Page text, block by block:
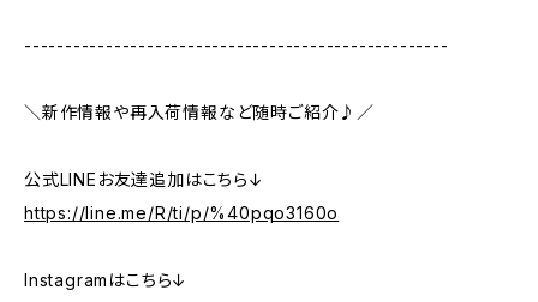
----------------------------------------------------
＼新作情報や再入荷情報など随時ご紹介♪／
公式LINEお友達追加はこちら↓
https://line.me/R/ti/p/%40pqo3160o
Instagramはこちら↓